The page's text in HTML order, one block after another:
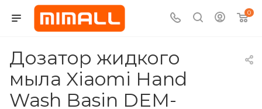
0
Дозатор жидкого
мыла Xiaomi Hand
Wash Basin DEM-